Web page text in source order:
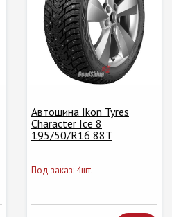
Автошина Ikon Tyres
Character Ice 8
195/50/R16 88T
Под заказ: 4шт.